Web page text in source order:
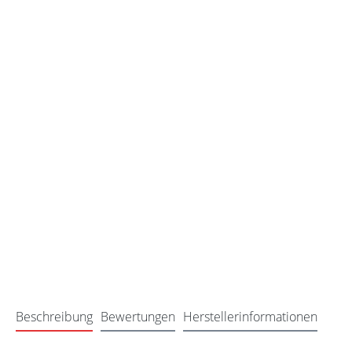
Beschreibung Bewertungen Herstellerinformationen